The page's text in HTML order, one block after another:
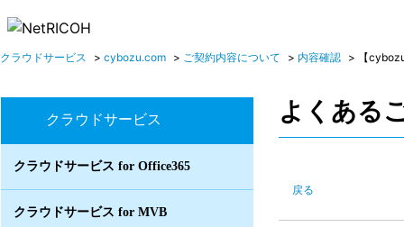
クラウドサービス > cybozu.com > ご契約内容について > 内容確認 > 【
クラウドサービス
クラウドサービス for Office365
クラウドサービス for MVB
よくある
戻る